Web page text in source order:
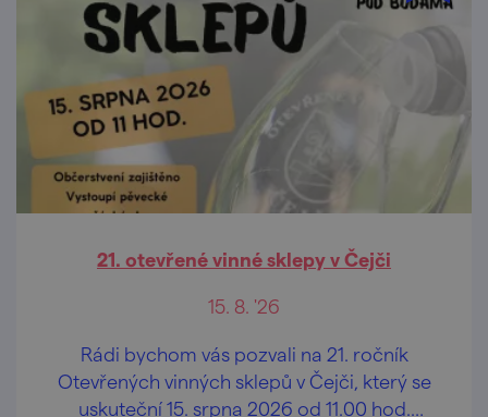
21. otevřené vinné sklepy v Čejči
15. 8. '26
Rádi bychom vás pozvali na 21. ročník
Otevřených vinných sklepů v Čejči, který se
uskuteční 15. srpna 2026 od 11.00 hod.